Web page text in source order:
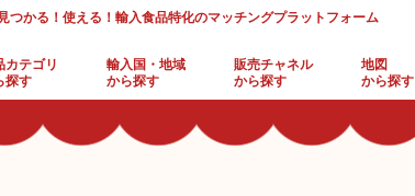
つかる！使える！輸入食品特化のマッチングプラットフォーム
カテゴリ
探す
輸入国・地域
から探す
販売チャネル
から探す
地図
から探す